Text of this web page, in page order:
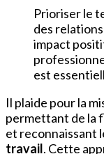
Prioriser le
des
impact
est
Il plaide pour la
permettant de la
et reconnaissant
travail. Cette